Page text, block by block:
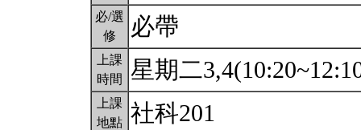
必/選
修
必帶
上課
時間
星期二
上課
地點 社科201